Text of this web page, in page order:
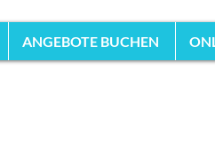
ANGEBOTE BUCHEN